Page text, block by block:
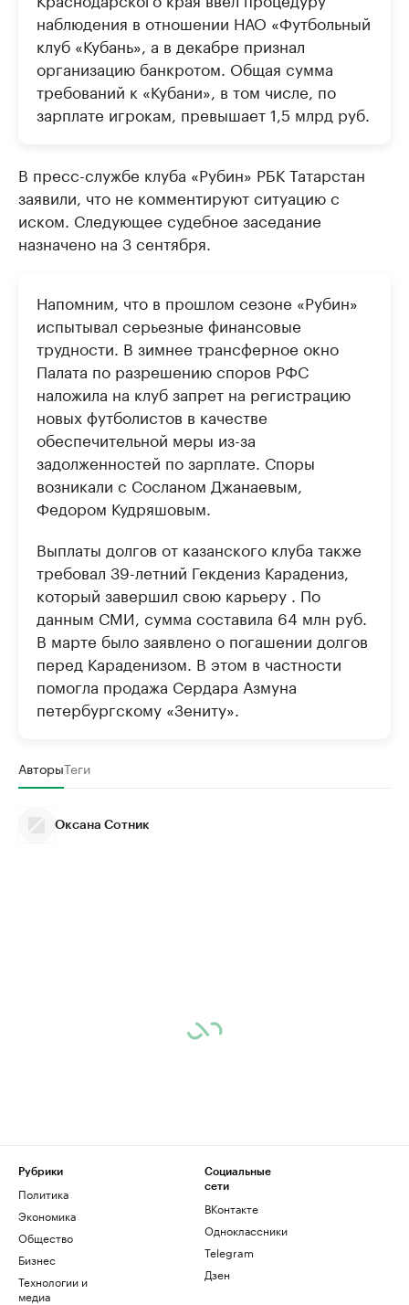
наблюдения в отношении НАО «Футбольный
клуб «Кубань», а в декабре признал
организацию банкротом. Общая сумма
требований к «Кубани», в том числе, по
зарплате игрокам, превышает 1,5 млрд руб.
В пресс-службе клуба «Рубин» РБК Татарстан
заявили, что не комментируют ситуацию с
иском. Следующее судебное заседание
назначено на 3 сентября.
Напомним, что в прошлом сезоне «Рубин»
испытывал серьезные финансовые
трудности. В зимнее трансферное окно
Палата по разрешению споров РФС
наложила на клуб запрет на регистрацию
новых футболистов в качестве
обеспечительной меры из-за
задолженностей по зарплате. Споры
возникали с Сосланом Джанаевым,
Федором Кудряшовым.
Выплаты долгов от казанского клуба также
требовал 39-летний Гекдениз Карадениз,
который завершил свою карьеру . По
данным СМИ, сумма составила 64 млн руб.
В марте было заявлено о погашении долгов
перед Караденизом. В этом в частности
помогла продажа Сердара Азмуна
петербургскому «Зениту».
АвторыТеги
Оксана Сотник
Рубрики
Политика
Экономика
Общество
Бизнес
Технологии и
медиа
Социальные
сети
ВКонтакте
Одноклассники
Telegram
Дзен